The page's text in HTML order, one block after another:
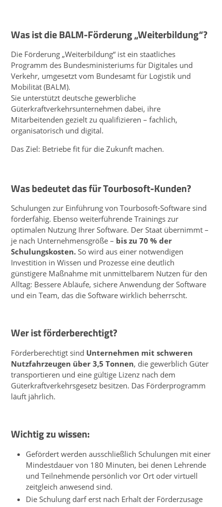
Was ist die BALM-Förderung „Weiterbildung“?
Die Förderung „Weiterbildung“ ist ein staatliches
Programm des Bundesministeriums für Digitales und
Verkehr, umgesetzt vom Bundesamt für Logistik und
Mobilität (BALM).
Sie unterstützt deutsche gewerbliche
Güterkraftverkehrsunternehmen dabei, ihre
Mitarbeitenden gezielt zu qualifizieren – fachlich,
organisatorisch und digital.
Das Ziel: Betriebe fit für die Zukunft machen.
Was bedeutet das für Tourbosoft-Kunden?
Schulungen zur Einführung von Tourbosoft-Software sind
förderfähig. Ebenso weiterführende Trainings zur
optimalen Nutzung Ihrer Software. Der Staat übernimmt –
je nach Unternehmensgröße – bis zu 70 % der
Schulungskosten.So wird aus einer notwendigen
Investition in Wissen und Prozesse eine deutlich
günstigere Maßnahme mit unmittelbarem Nutzen für den
Alltag: Bessere Abläufe, sichere Anwendung der Software
und ein Team, das die Software wirklich beherrscht.
Wer ist förderberechtigt?
Förderberechtigt sind Unternehmen mit schweren
Nutzfahrzeugen über 3,5 Tonnen, die gewerblich Güter
transportieren und eine gültige Lizenz nach dem
Güterkraftverkehrsgesetz besitzen. Das Förderprogramm
läuft jährlich.
Wichtig zu wissen:
Gefördert werden ausschließlich Schulungen mit einer
Mindestdauer von 180 Minuten, bei denen Lehrende
und Teilnehmende persönlich vor Ort oder virtuell
zeitgleich anwesend sind.
Die Schulung darf erst nach Erhalt der Förderzusage